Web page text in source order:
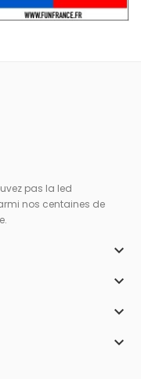
pas la led
nos centaines de
keyboard_arrow_down
keyboard_arrow_down
keyboard_arrow_down
keyboard_arrow_down